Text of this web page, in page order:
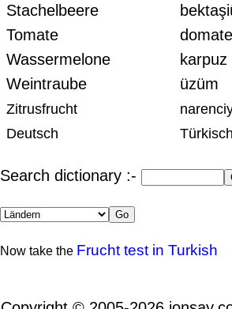
Stachelbeere
Tomate
Wassermelone
karpuz
Weintraube
üzüm
Zitrusfrucht
Deutsch
Türkisch
Search dictionary :-
Now take the Frucht test in Turkish